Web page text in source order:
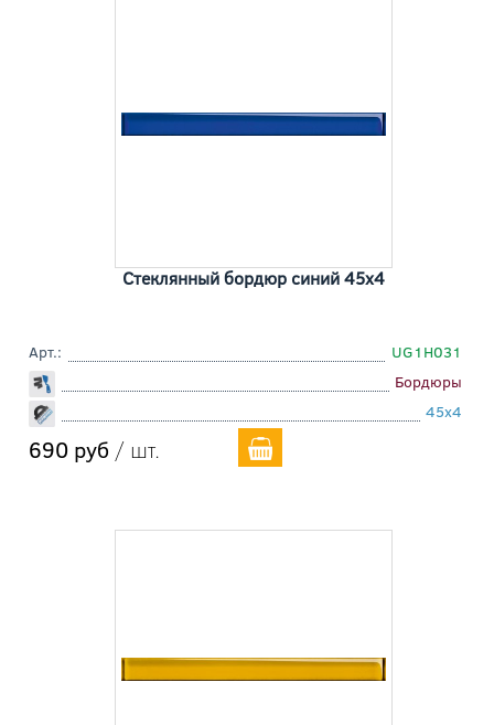
Стеклянный бордюр синий 45x4
Арт.:
UG1H031
Бордюры
45x4
690 руб / шт.